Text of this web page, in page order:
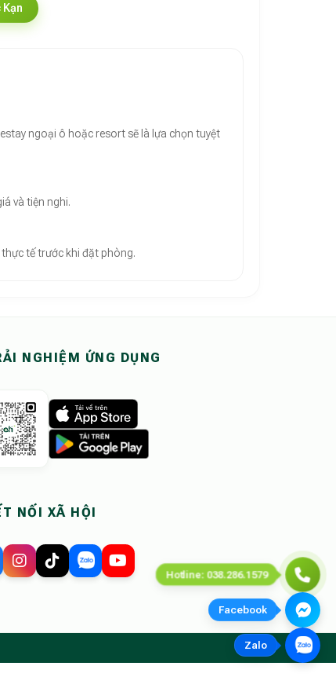
Kạn
ngoại ô hoặc resort sẽ là lựa chọn tuyệt
và tiện nghi.
tế trước khi đặt phòng.
NGHIỆM ỨNG DỤNG
NỐI XÃ HỘI
Hotline: 038.286.1579
Facebook
Zalo